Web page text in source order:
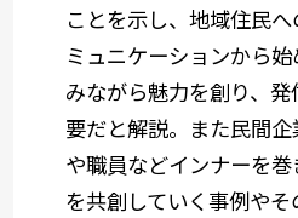
ことを示し、地域住民
ミュニケーションから
みながら魅力を創り、
要だと解説。また民間
や職員などインナーを
を共創していく事例や